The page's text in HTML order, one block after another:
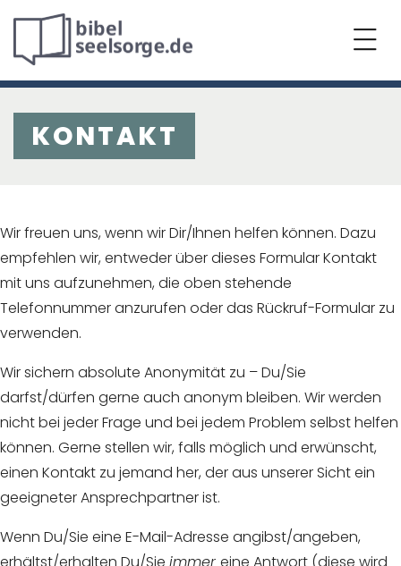
KONTAKT
Wir freuen uns, wenn wir Dir/Ihnen helfen können. Dazu
empfehlen wir, entweder über dieses Formular Kontakt
mit uns aufzunehmen, die oben stehende
Telefonnummer anzurufen oder das Rückruf-Formular zu
verwenden.
Wir sichern absolute Anonymität zu – Du/Sie
darfst/dürfen gerne auch anonym bleiben. Wir werden
nicht bei jeder Frage und bei jedem Problem selbst helfen
können. Gerne stellen wir, falls möglich und erwünscht,
einen Kontakt zu jemand her, der aus unserer Sicht ein
geeigneter Ansprechpartner ist.
Wenn Du/Sie eine E-Mail-Adresse angibst/angeben,